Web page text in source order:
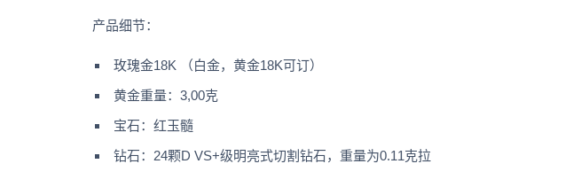
产品细节：
玫瑰金18K （白金，黄金18K可订）
黄金重量：3,00克
宝石：红玉髓
钻石： 24颗D VS+级明亮式切割钻石，重量为0.11克拉